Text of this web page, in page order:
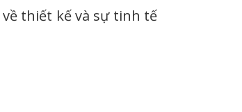
thiết kế và sự tinh tế